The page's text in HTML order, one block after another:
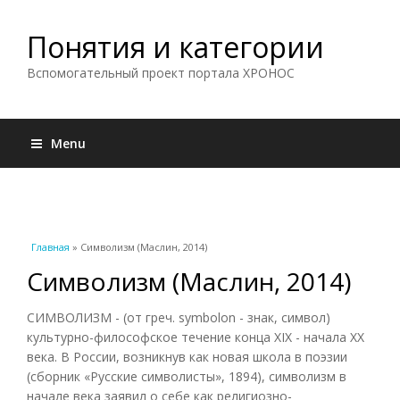
Понятия и категории
Вспомогательный проект портала ХРОНОС
Menu
Вы здесь
Главная » Символизм (Маслин, 2014)
Символизм (Маслин, 2014)
СИМВОЛИЗМ - (от греч. symbolon - знак, символ)
культурно-философское течение конца XIX - начала XX
века. В России, возникнув как новая школа в поэзии
(сборник «Русские символисты», 1894), символизм в
начале века заявил о себе как религиозно-